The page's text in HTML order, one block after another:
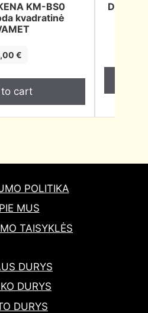
KM-BS0
kvadratinė
€
cart
DURŲ
POLITIKA
MUS
TAISYKLĖS
DURYS
DURYS
DURYS